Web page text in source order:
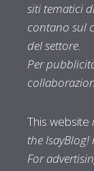
siti tematici
contano sul
del settore.
Per
This website
the
For